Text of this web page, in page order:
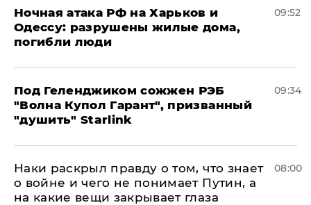
​Ночная атака РФ на Харьков и
Одессу: разрушены жилые дома,
погибли люди
09:52
Под Геленджиком сожжен РЭБ
"Волна Купол Гарант", призванный
"душить" Starlink
09:34
Наки раскрыл правду о том, что знает
о войне и чего не понимает Путин, а
на какие вещи закрывает глаза
08:00